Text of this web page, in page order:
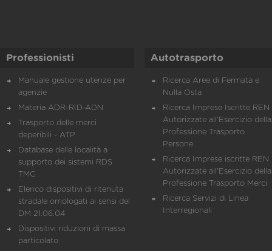
Professionisti
Manuale gestione utenze per
agenzie
Materia ADR-RID-ADN
Trasporto delle merci
deperibili - ATP
Database delle località a
supporto dei sistemi RDS
TMC
Elenco dispositivi di ritenuta
stradale omologati ai sensi del
DM 21.06.04
Dispositivi riduzioni di massa
particolato
Autotrasporto
Ricerca Aree di Fermata e
Nulla Osta
Ricerca Imprese Iscritte REN
Autorizzate all'Esercizio della
Professione Trasporto
Persone
Ricerca Imprese iscritte REN
Autorizzate all'Esercizio della
Professione Trasporto Merci
Ricerca Servizi di Linea
Interregionali